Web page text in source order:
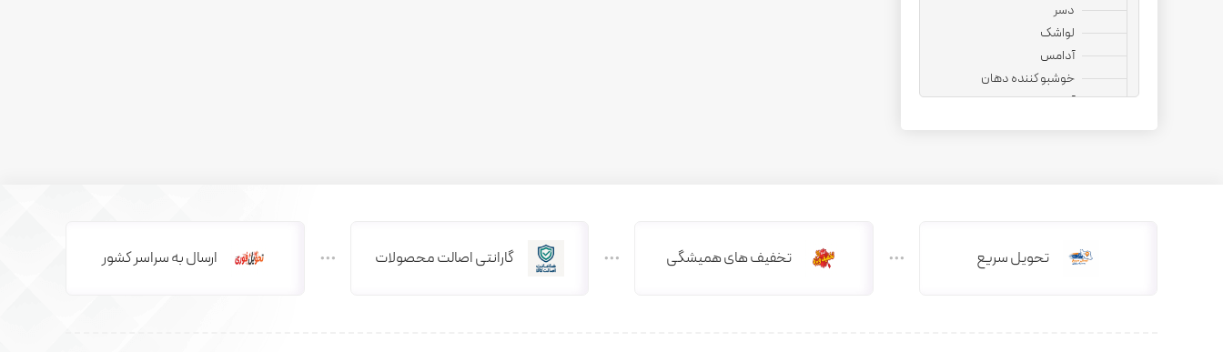
دسر
لواشک
آدامس
خوشبو کننده دهان
آجیل
دانه قهوهتحویل سریع تخفیف های همیشگی گارانتی اصالت محصولات ارسال به سراسر کشور